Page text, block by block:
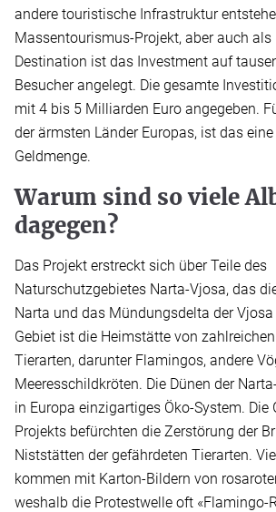
andere touristische Infrastruktur
Massentourismus-Projekt, aber auch als
Destination ist das Investment auf
Besucher angelegt. Die gesamte
mit 4 bis 5 Milliarden Euro angegeben.
der ärmsten Länder Europas, ist das
Geldmenge.
Warum sind so viele
dagegen?
Das Projekt erstreckt sich über Teile des
Naturschutzgebietes Narta-Vjosa, das
Narta und das Mündungsdelta der
Gebiet ist die Heimstätte von
Tierarten, darunter Flamingos, andere
Meeresschildkröten. Die Dünen der
in Europa einzigartiges Öko-System. Die
Projekts befürchten die Zerstörung der
Niststätten der gefährdeten Tierarten.
kommen mit Karton-Bildern von
weshalb die Protestwelle oft «Flamingo-